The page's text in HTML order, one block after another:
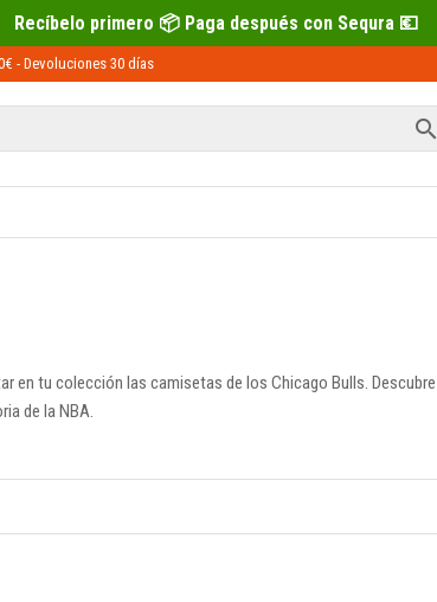
Paga después con Sequra 💶
- Devoluciones 30 días

en tu colección las camisetas de los Chicago Bulls. Descubre
de la NBA.